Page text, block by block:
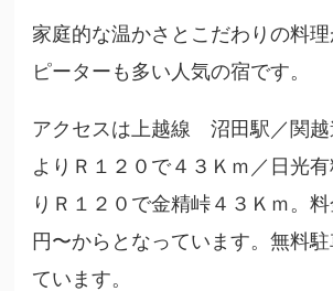
家庭的な温かさとこだわりの料
ピーターも多い人気の宿です。
アクセスは上越線 沼田駅／関
よりＲ１２０で４３Ｋｍ／日光
りＲ１２０で金精峠４３Ｋｍ。
円〜からとなっています。無料
ています。